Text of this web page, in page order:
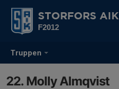
Truppen
STORFORS AIK
F2012
22. Molly Almqvist